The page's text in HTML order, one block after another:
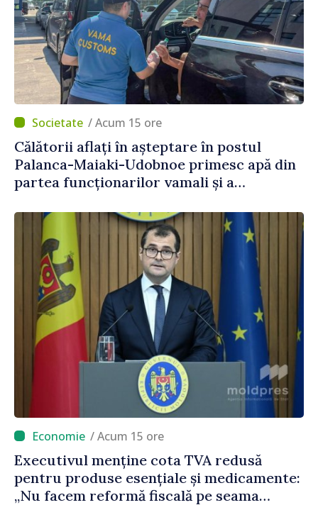
/ Acum 15 ore
Călătorii aflați în așteptare în postul
Palanca-Maiaki-Udobnoe primesc apă din
partea funcționarilor vamali și a
/ Acum 15 ore
Executivul menține cota TVA redusă
pentru produse esențiale și medicamente:
„Nu facem reformă fiscală pe seama